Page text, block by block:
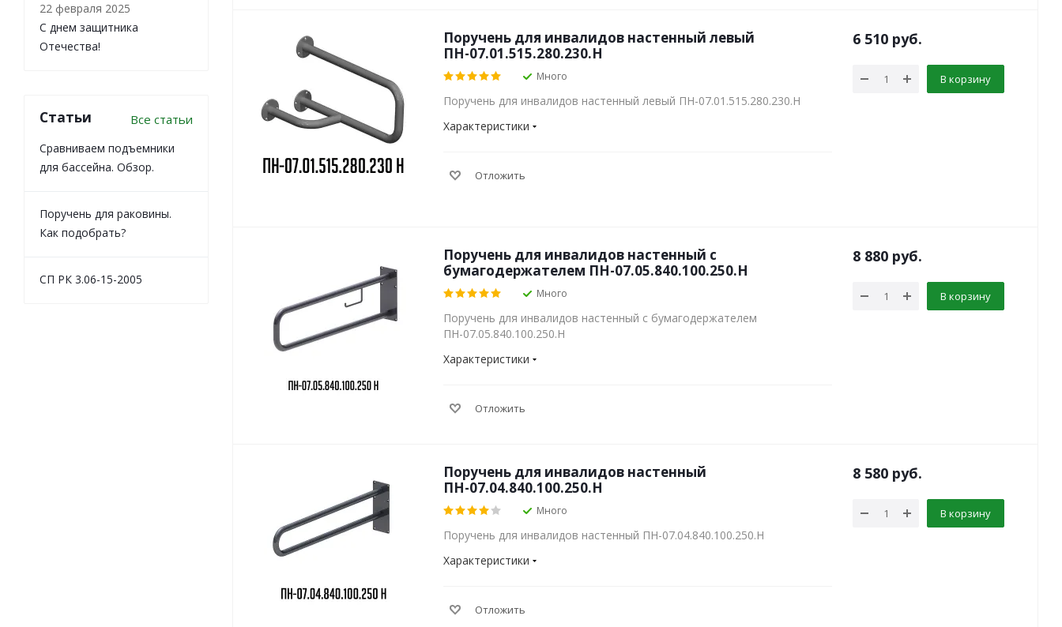
Поручень для инвалидов настенный левый
ПН-07.01.515.280.230.Н
Много
Поручень для инвалидов настенный левый ПН-07.01.515.280.230.Н
Характеристики
Отложить
6 510 руб.
В корзину
Поручень для инвалидов настенный с
бумагодержателем ПН-07.05.840.100.250.Н
Много
Поручень для инвалидов настенный с бумагодержателем
ПН-07.05.840.100.250.Н
Характеристики
Отложить
8 880 руб.
В корзину
Поручень для инвалидов настенный
ПН-07.04.840.100.250.Н
Много
Поручень для инвалидов настенный ПН-07.04.840.100.250.Н
Характеристики
Отложить
8 580 руб.
В корзину
22 февраля 2025
С днем защитника
Отечества!
Статьи Все статьи
Сравниваем подъемники
для бассейна. Обзор.
Поручень для раковины.
Как подобрать?
СП РК 3.06-15-2005